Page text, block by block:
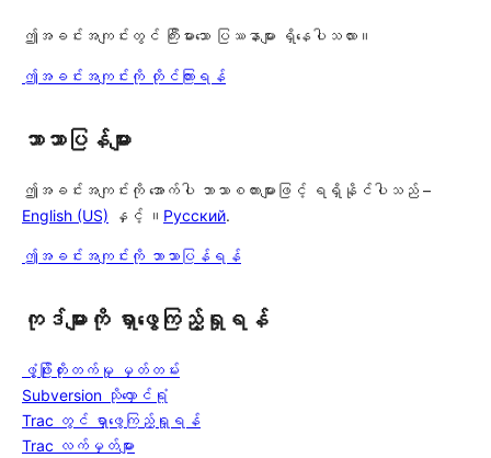
ဤအခင်းအကျင်းတွင် ကြီးမားသော ပြဿနာများ ရှိနေပါသလား။
ဤအခင်းအကျင်းကို တိုင်ကြားရန်
ဘာသာပြန်များ
ဤအခင်းအကျင်းကို အောက်ပါ ဘာသာစကားများဖြင့် ရရှိနိုင်ပါသည် –
English (US) နှင့် ။ Русский.
ဤအခင်းအကျင်းကို ဘာသာပြန်ရန်
ကုဒ်များကို ရှာဖွေကြည့်ရှုရန်
ဖွံ့ဖြိုးတိုးတက်မှု မှတ်တမ်း
Subversion သိုလှောင်ရုံ
Trac တွင် ရှာဖွေကြည့်ရှုရန်
Trac လက်မှတ်များ